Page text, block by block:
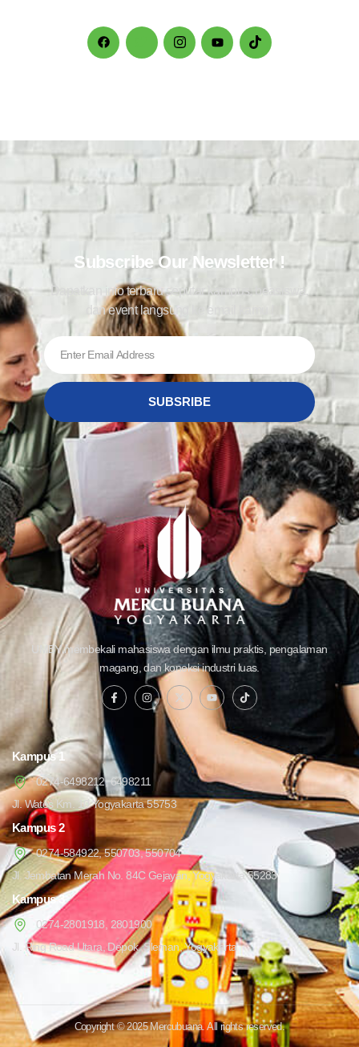
Subscribe Our Newsletter !
Dapatkan info terbaru seputar kampus, beasiswa,
dan event langsung ke email kamu !
SUBSRIBE
UMBY membekali mahasiswa dengan ilmu praktis, pengalaman
magang, dan koneksi industri luas.
Kampus 1
0274-6498212, 6498211
Jl. Wates Km. 10 Yogyakarta 55753
Kampus 2
0274-584922, 550703, 550704
Jl. Jembatan Merah No. 84C Gejayan, Yogyakarta 55283
Kampus 3
0274-2801918, 2801900
Jl. Ring Road Utara, Depok, Sleman, Yogyakarta
Copyright © 2025 Mercubuana. All rights reserved.